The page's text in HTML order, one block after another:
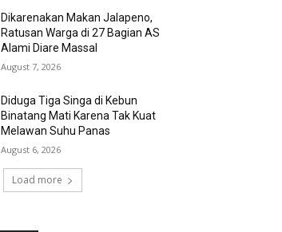
Dikarenakan Makan Jalapeno,
Ratusan Warga di 27 Bagian AS
Alami Diare Massal
August 7, 2026
Diduga Tiga Singa di Kebun
Binatang Mati Karena Tak Kuat
Melawan Suhu Panas
August 6, 2026
Load more